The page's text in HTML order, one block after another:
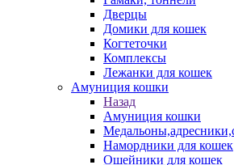
Дверцы
Домики для кошек
Когтеточки
Комплексы
Лежанки для кошек
Амуниция кошки
Назад
Амуниция кошки
Намордники для кошек
Ошейники для кошек